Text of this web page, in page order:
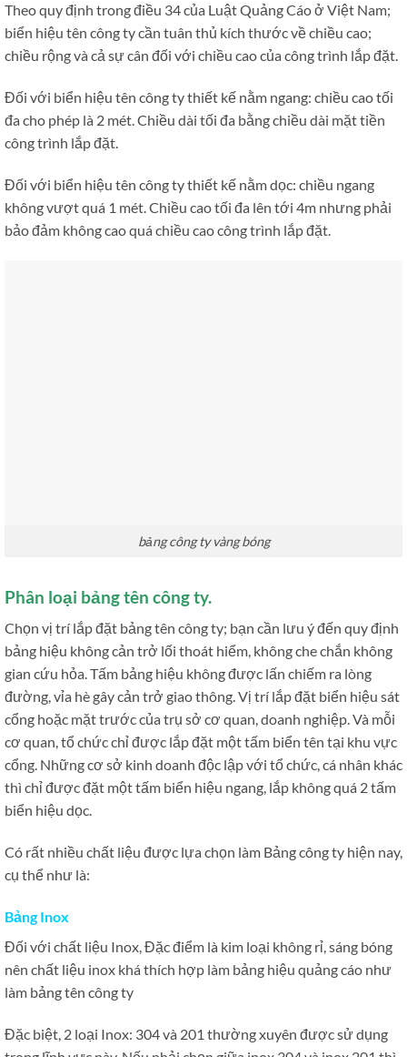
Theo quy định trong điều 34 của Luật Quảng Cáo ở Việt Nam;
biển hiệu tên công ty cần tuân thủ kích thước về chiều cao;
chiều rộng và cả sự cân đối với chiều cao của công trình lắp đặt.
Đối với biển hiệu tên công ty thiết kế nằm ngang: chiều cao tối
đa cho phép là 2 mét. Chiều dài tối đa bằng chiều dài mặt tiền
công trình lắp đặt.
Đối với biển hiệu tên công ty thiết kế nằm dọc: chiều ngang
không vượt quá 1 mét. Chiều cao tối đa lên tới 4m nhưng phải
bảo đảm không cao quá chiều cao công trình lắp đặt.
bảng công ty vàng bóng
Phân loại bảng tên công ty.
Chọn vị trí lắp đặt bảng tên công ty; bạn cần lưu ý đến quy định
bảng hiệu không cản trở lối thoát hiểm, không che chắn không
gian cứu hỏa. Tấm bảng hiệu không được lấn chiếm ra lòng
đường, vỉa hè gây cản trở giao thông. Vị trí lắp đặt biển hiệu sát
cổng hoặc mặt trước của trụ sở cơ quan, doanh nghiệp. Và mỗi
cơ quan, tổ chức chỉ được lắp đặt một tấm biển tên tại khu vực
cổng. Những cơ sở kinh doanh độc lập với tổ chức, cá nhân khác
thì chỉ được đặt một tấm biển hiệu ngang, lắp không quá 2 tấm
biển hiệu dọc.
Có rất nhiều chất liệu được lựa chọn làm Bảng công ty hiện nay,
cụ thể như là:
Bảng Inox
Đối với chất liệu Inox, Đặc điểm là kim loại không rỉ, sáng bóng
nên chất liệu inox khá thích hợp làm bảng hiệu quảng cáo như
làm bảng tên công ty
Đặc biệt, 2 loại Inox: 304 và 201 thường xuyên được sử dụng